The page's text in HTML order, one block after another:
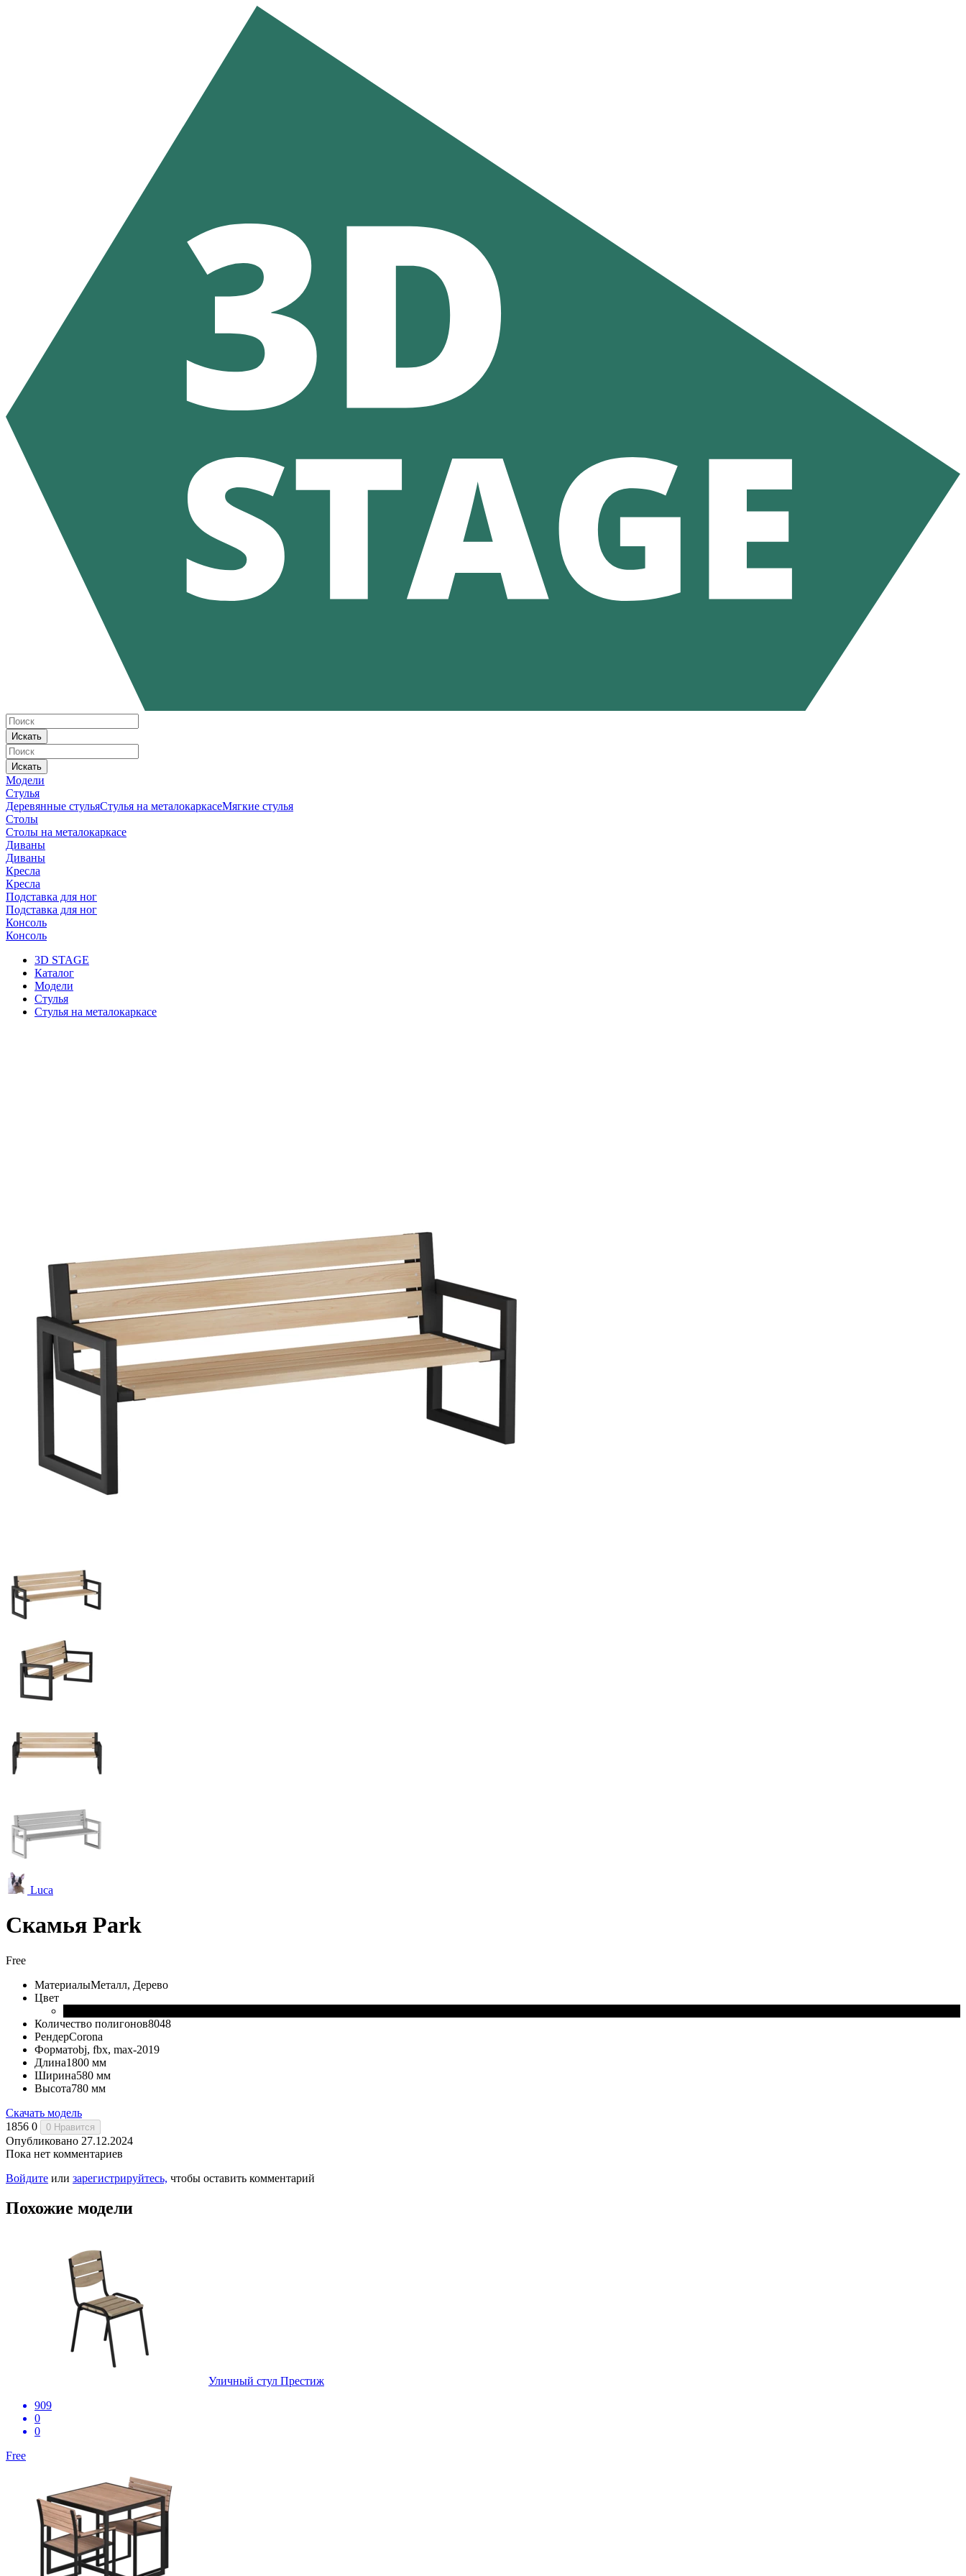
Искать
Искать
Модели
Стулья
Деревянные стульяСтулья на металокаркасеМягкие стулья
Столы
Столы на металокаркасе
Диваны
Диваны
Кресла
Кресла
Подставка для ног
Подставка для ног
Консоль
Консоль
3D STAGE
Каталог
Модели
Стулья
Стулья на металокаркасе
Luca
Скамья Park
Free
МатериалыМеталл, Дерево
Цвет
Количество полигонов8048
РендерCorona
Форматobj, fbx, max-2019
Длина1800 мм
Ширина580 мм
Высота780 мм
Скачать модель
1856 0 0 Нравится
Опубликовано 27.12.2024
Пока нет комментариев
Войдите или зарегистрируйтесь, чтобы оставить комментарий
Похожие модели
Уличный стул Престиж
909
0
0
Free